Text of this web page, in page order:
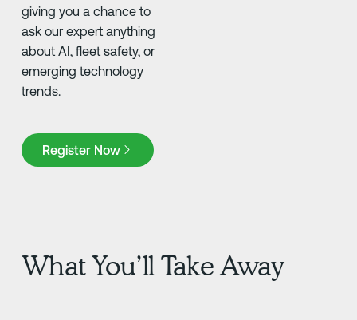
giving you a chance to
ask our expert anything
about AI, fleet safety, or
emerging technology
trends.
Register Now
Register Now
What You’ll Take Away